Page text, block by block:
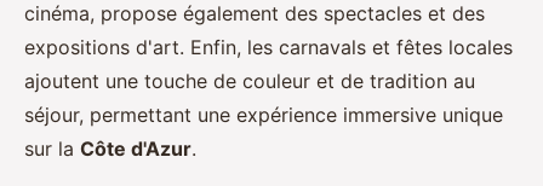
cinéma, propose également des spectacles et des
expositions d'art. Enfin, les carnavals et fêtes locales
ajoutent une touche de couleur et de tradition au
séjour, permettant une expérience immersive unique
sur la Côte d'Azur.